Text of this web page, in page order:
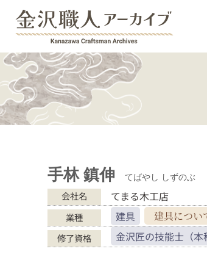
手林 鎮伸 てばやし しずのぶ
会社名 てまる木工店
業種 建具 建具につい
修了資格 金沢匠の技能士（本